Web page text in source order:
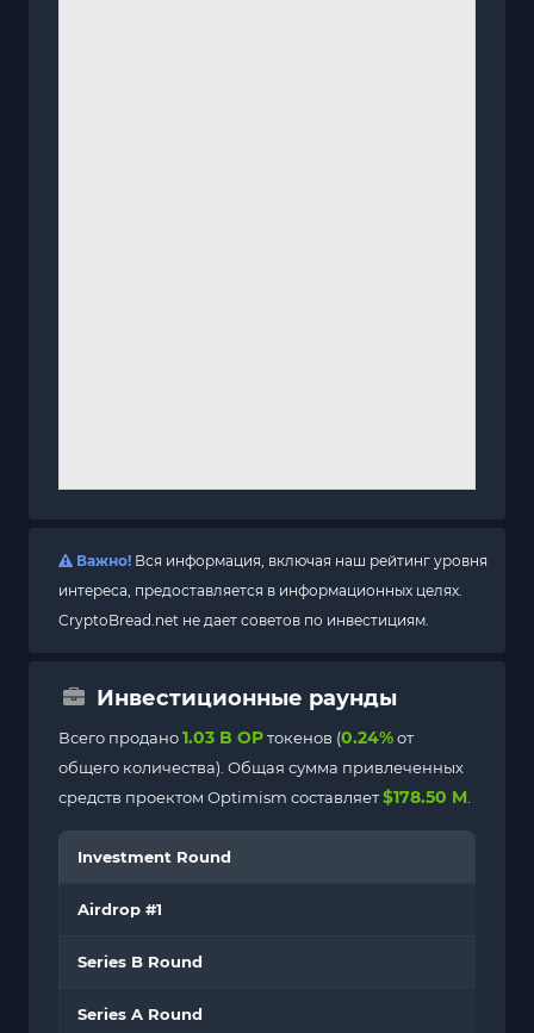
Важно! Вся информация, включая наш рейтинг уровня
интереса, предоставляется в информационных целях.
CryptoBread.net не дает советов по инвестициям.
Инвестиционные раунды
Всего продано1.03 B OPтокенов (0.24%от
общего количества). Общая сумма привлеченных
средств проектом Optimism составляет$178.50 M
Investment Round
Airdrop #1
Series B Round
Series A Round